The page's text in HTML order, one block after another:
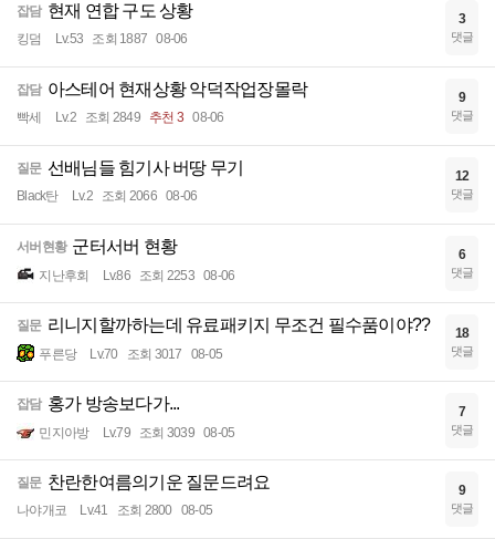
잡담 현재 연합 구도 상황
킹덤 Lv.53 조회 1887 08-06
3
댓글
잡담 아스테어 현재상황 악덕작업장몰락
빡세 Lv.2 조회 2849 추천 3 08-06
9
댓글
질문 선배님들 힘기사 버땅 무기
Black탄 Lv.2 조회 2066 08-06
12
댓글
서버현황 군터서버 현황
지난후회 Lv.86 조회 2253 08-06
6
댓글
질문 리니지할까하는데 유료패키지 무조건 필수품이야??
푸른당 Lv.70 조회 3017 08-05
18
댓글
잡담 홍가 방송보다가...
민지아방 Lv.79 조회 3039 08-05
7
댓글
질문 찬란한여름의기운 질문드려요
나야개코 Lv.41 조회 2800 08-05
9
댓글